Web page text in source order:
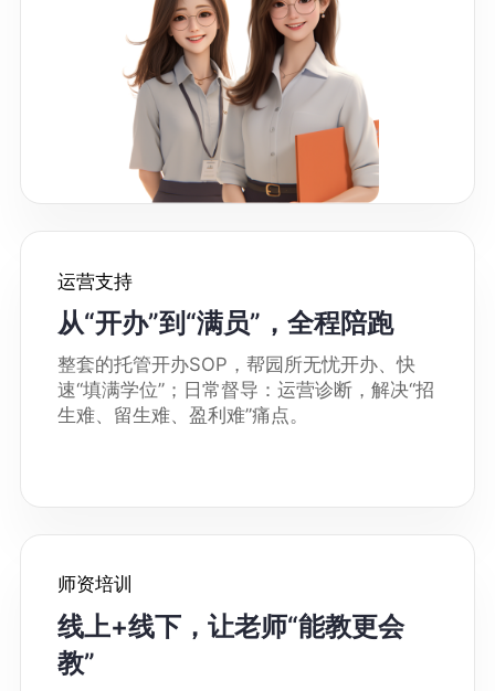
运营支持
从“开办”到“满员”，全程陪跑
整套的托管开办SOP，帮园所无忧开办、快
速“填满学位”；日常督导：运营诊断，解决“招
生难、留生难、盈利难”痛点。
师资培训
线上+线下，让老师“能教更会
教”